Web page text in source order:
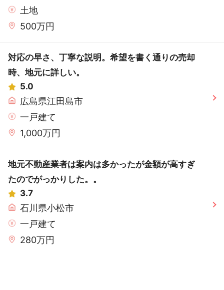
土地
500万円
対応の早さ、丁寧な説明。希望を書く通りの売却
時、地元に詳しい。
5.0
広島県江田島市
一戸建て
1,000万円
地元不動産業者は案内は多かったが金額が高すぎ
たのでがっかりした。。
3.7
石川県小松市
一戸建て
280万円